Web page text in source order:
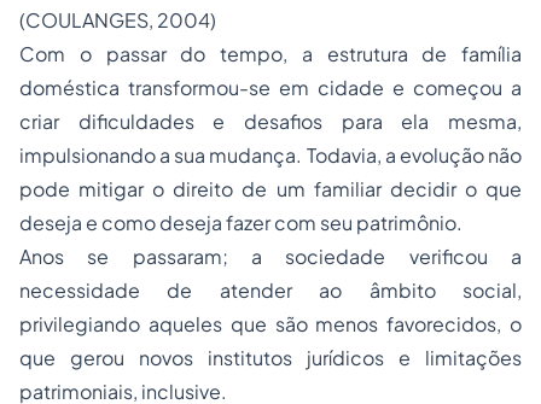
(COULANGES, 2004)
Com o passar do tempo, a estrutura de família
doméstica transformou-se em cidade e começou a
criar dificuldades e desafios para ela mesma,
impulsionando a sua mudança. Todavia, a evolução não
pode mitigar o direito de um familiar decidir o que
deseja e como deseja fazer com seu patrimônio.
Anos se passaram; a sociedade verificou a
necessidade de atender ao âmbito social,
privilegiando aqueles que são menos favorecidos, o
que gerou novos institutos jurídicos e limitações
patrimoniais, inclusive.